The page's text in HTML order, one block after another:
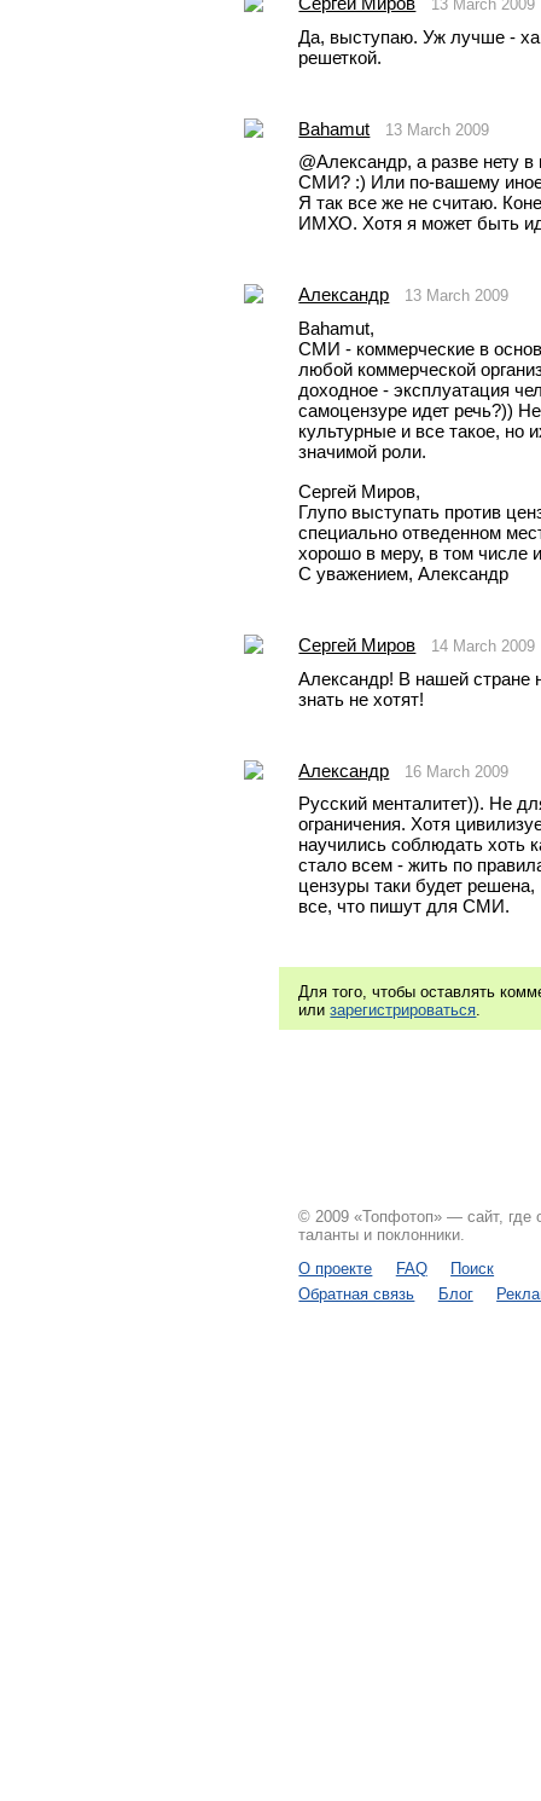
13 March 2009
Да, выступаю. Уж лучше -
решеткой.
Bahamut 13 March 2009
@Александр, а разве нету
СМИ? :) Или по-вашему
Я так все же не считаю.
ИМХО. Хотя я может быть
Александр 13 March 2009
Bahamut,
СМИ - коммерческие в
любой коммерческой
доходное - эксплуатация
самоцензуре идет речь?))
культурные и все такое, но
значимой роли.
Сергей Миров,
Глупо выступать против
специально отведенном
хорошо в меру, в том числе
С уважением, Александр
Сергей Миров 14 March 2009
Александр! В нашей стране
знать не хотят!
Александр 16 March 2009
Русский менталитет)). Не
ограничения. Хотя
научились соблюдать хоть
стало всем - жить по
цензуры таки будет
все, что пишут для СМИ.
Для того, чтобы оставлять
илизарегистрироваться
© 2009 «Топфотоп» — сайт, где
таланты и поклонники.
О проекте
FAQ
Поиск
Обратная связь
Блог